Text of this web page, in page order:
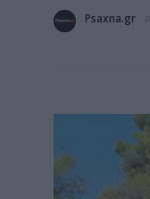
Psaxna.gr